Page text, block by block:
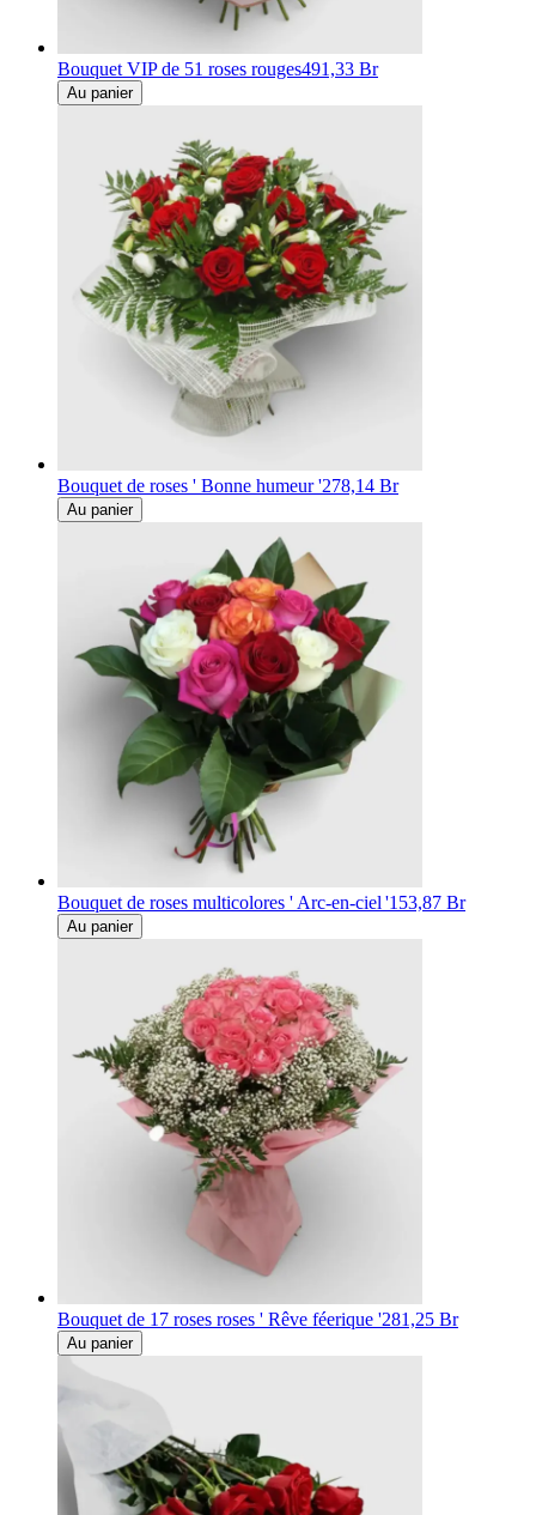
Bouquet VIP de 51 roses rouges491,33 Br
Au panier
Bouquet de roses ' Bonne humeur '278,14 Br
Au panier
Bouquet de roses multicolores ' Arc-en-ciel '153,87 Br
Au panier
Bouquet de 17 roses roses ' Rêve féerique '281,25 Br
Au panier